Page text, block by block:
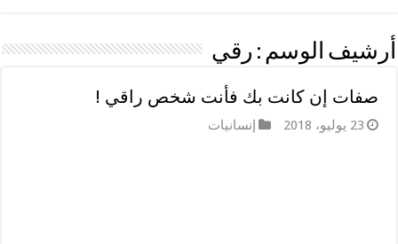
أرشيف الوسم : رقي
صفات إن كانت بك فأنت شخص راقي !
23 يوليو، 2018 إنسانيات